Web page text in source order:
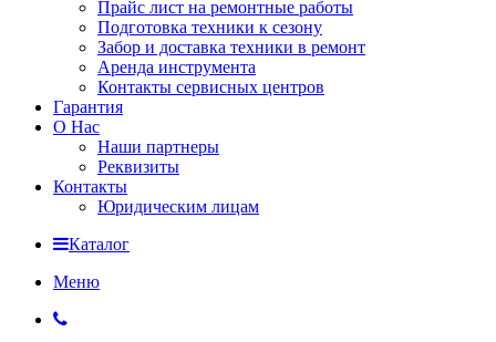
Прайс лист на ремонтные работы
Подготовка техники к сезону
Забор и доставка техники в ремонт
Аренда инструмента
Контакты сервисных центров
Гарантия
О Нас
Наши партнеры
Реквизиты
Контакты
Юридическим лицам
Каталог
Меню